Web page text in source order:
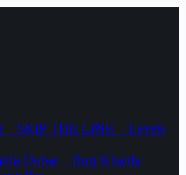
– SKIP THE LINE – Levels
Dubai – Burj Khalifa